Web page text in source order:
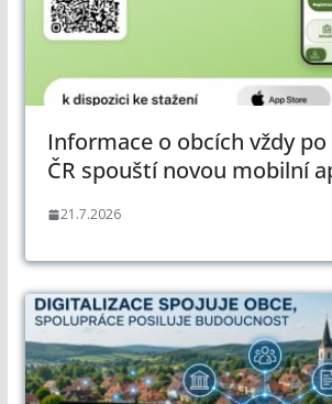
Informace o obcích vždy po
ČR spouští novou mobilní
21.7.2026